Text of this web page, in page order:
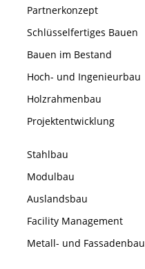
Partnerkonzept
Schlüsselfertiges Bauen
Bauen im Bestand
Hoch- und Ingenieurbau
Holzrahmenbau
Projektentwicklung
Stahlbau
Modulbau
Auslandsbau
Facility Management
Metall- und Fassadenbau